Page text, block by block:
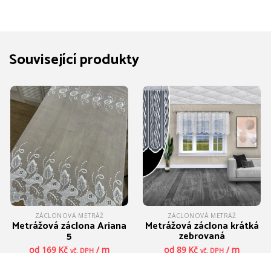
Související produkty
ZÁCLONOVÁ METRÁŽ
Metrážová záclona Ariana
5
od 169 Kč vč. DPH / m
ZÁCLONOVÁ METRÁŽ
Metrážová záclona krátká
zebrovaná
od 89 Kč vč. DPH / m